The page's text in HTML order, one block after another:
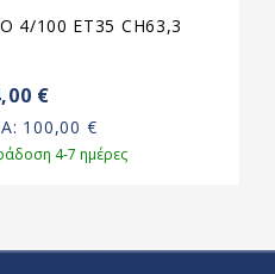
4/100 ET35 CH63,3
€
100,00 €
4-7 ημέρες